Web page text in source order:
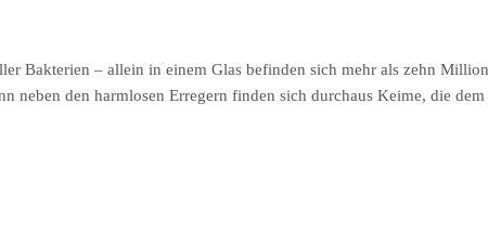
Bakterien – allein in einem Glas befinden sich mehr als zehn
neben den harmlosen Erregern finden sich durchaus Keime, die